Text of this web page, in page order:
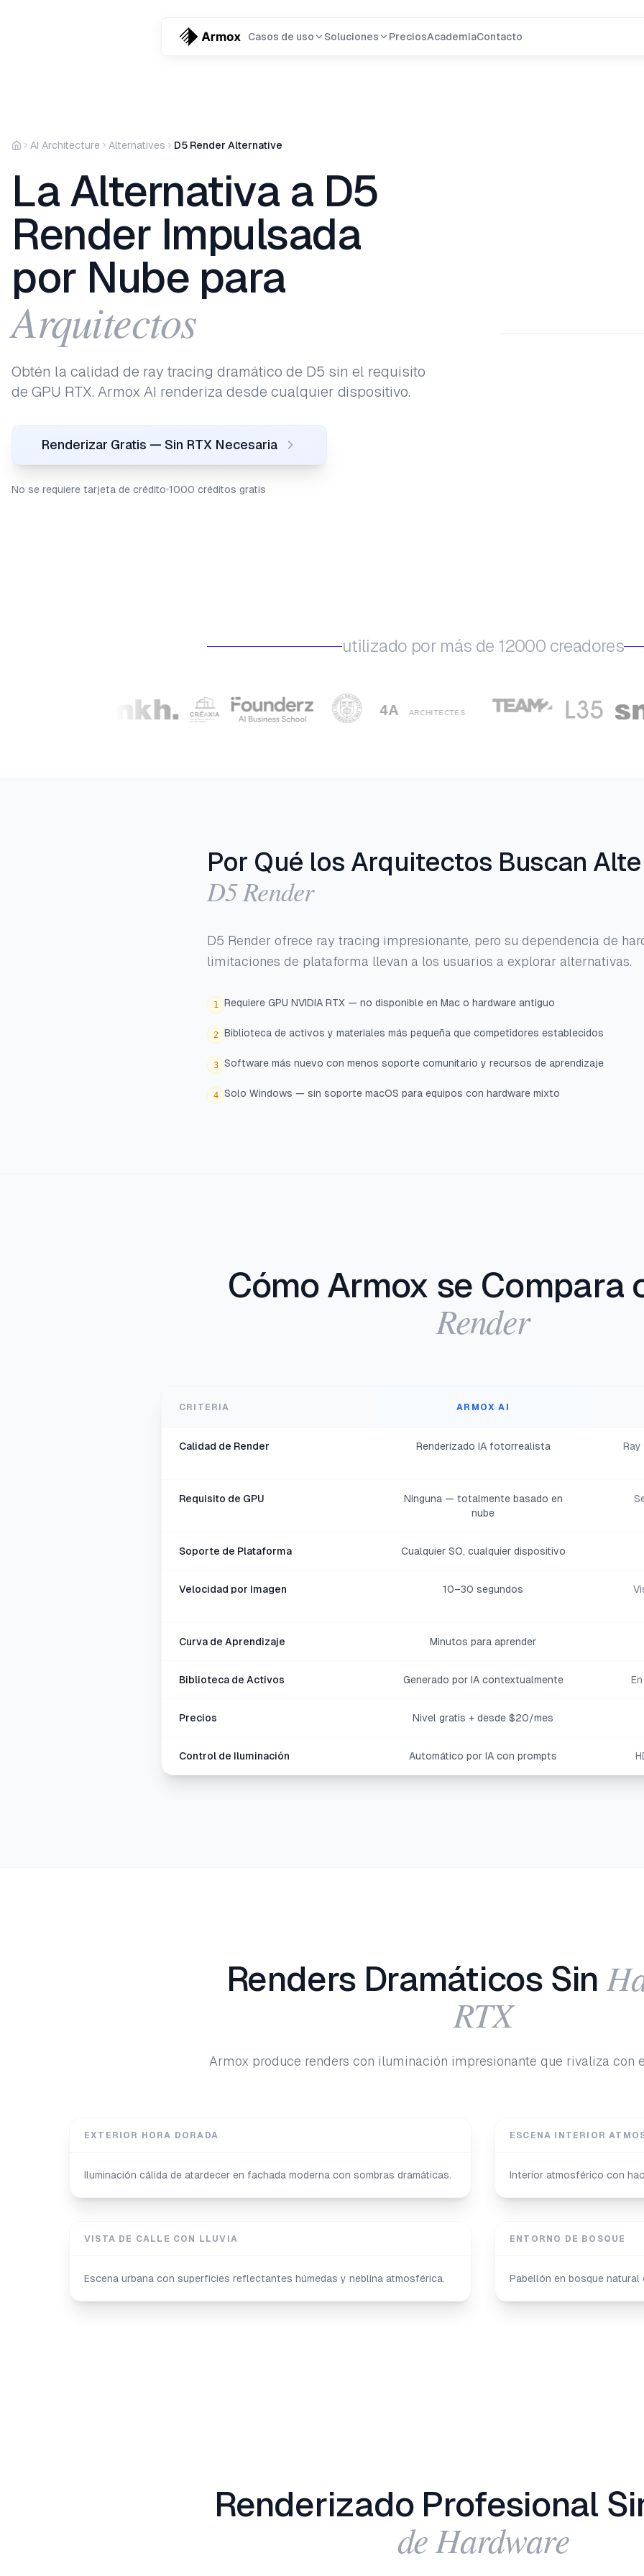
Casos de uso Soluciones PreciosAcademiaContacto
AI Architecture Alternatives D5 Render Alternative
La Alternativa a D5
Render Impulsada
por Nube para
Arquitectos
Obtén la calidad de ray tracing dramático de D5 sin el requisito
de GPU RTX. Armox AI renderiza desde cualquier dispositivo.
Renderizar Gratis — Sin RTX Necesaria
No se requiere tarjeta de crédito 1000 créditos gratis
utilizado por más de 12000 creadores
Por Qué los Arquitectos Buscan
D5 Render
D5 Render ofrece ray tracing impresionante, pero su dependencia de
limitaciones de plataforma llevan a los usuarios a explorar alternativas.
1 Requiere GPU NVIDIA RTX — no disponible en Mac o hardware antiguo
2 Biblioteca de activos y materiales más pequeña que competidores establecidos
3 Software más nuevo con menos soporte comunitario y recursos de aprendizaje
4 Solo Windows — sin soporte macOS para equipos con hardware mixto
Cómo Armox se Compara
Render
CRITERIA ARMOX AI
Calidad de Render Renderizado IA fotorrealista
Requisito de GPU
Ninguna — totalmente basado en
nube
Soporte de Plataforma Cualquier SO, cualquier dispositivo
Velocidad por Imagen 10–30 segundos
Curva de Aprendizaje Minutos para aprender
Biblioteca de Activos Generado por IA contextualmente
Precios Nivel gratis + desde $20/mes
Control de Iluminación Automático por IA con prompts
Renders Dramáticos Sin
RTX
Armox produce renders con iluminación impresionante que rivaliza con
EXTERIOR HORA DORADA
Iluminación cálida de atardecer en fachada moderna con sombras dramáticas.
ESCENA INTERIOR
Interior atmosférico con
VISTA DE CALLE CON LLUVIA
Escena urbana con superficies reflectantes húmedas y neblina atmosférica.
ENTORNO DE BOSQUE
Pabellón en bosque
Renderizado Profesional
de Hardware